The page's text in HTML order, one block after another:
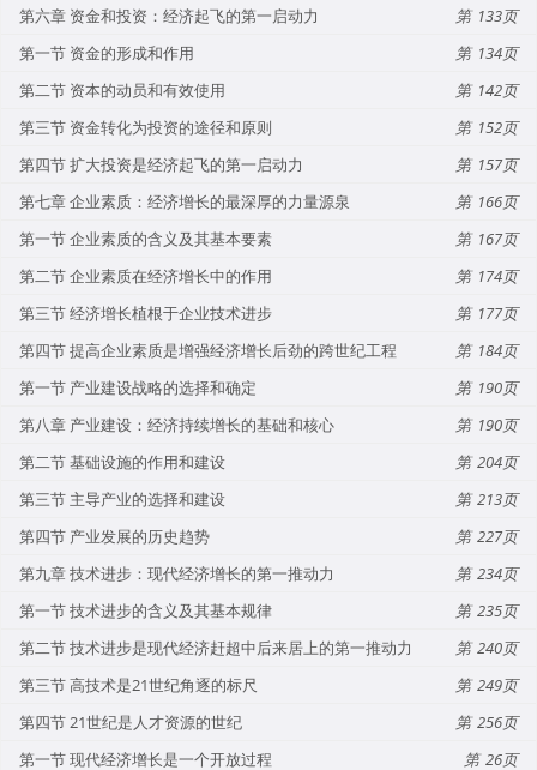
第六章 资金和投资：经济起飞的第一启动力
133
第一节 资金的形成和作用
134
第二节 资本的动员和有效使用
142
第三节 资金转化为投资的途径和原则
152
第四节 扩大投资是经济起飞的第一启动力
157
第七章 企业素质：经济增长的最深厚的力量源泉
166
第一节 企业素质的含义及其基本要素
167
第二节 企业素质在经济增长中的作用
174
第三节 经济增长植根于企业技术进步
177
第四节 提高企业素质是增强经济增长后劲的跨世纪工程
184
第一节 产业建设战略的选择和确定
190
第八章 产业建设：经济持续增长的基础和核心
190
第二节 基础设施的作用和建设
204
第三节 主导产业的选择和建设
213
第四节 产业发展的历史趋势
227
第九章 技术进步：现代经济增长的第一推动力
234
第一节 技术进步的含义及其基本规律
235
第二节 技术进步是现代经济赶超中后来居上的第一推动力
240
第三节 高技术是21世纪角逐的标尺
249
第四节 21世纪是人才资源的世纪
256
第一节 现代经济增长是一个开放过程
26